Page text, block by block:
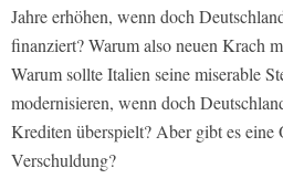
Jahre erhöhen, wenn doch
finanziert? Warum also neuen Krach
Warum sollte Italien seine miserable
modernisieren, wenn doch
Krediten überspielt? Aber gibt es eine
Verschuldung?